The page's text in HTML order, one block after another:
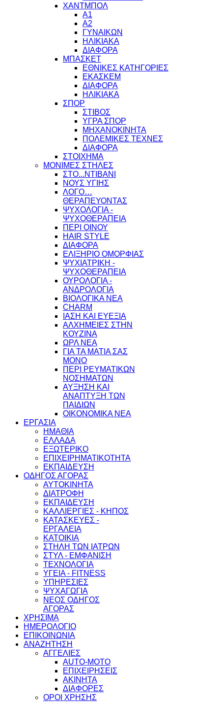
ΧΑΝΤΜΠΟΛ
Α1
Α2
ΓΥΝΑΙΚΩΝ
ΗΛΙΚΙΑΚΑ
ΔΙΑΦΟΡΑ
ΜΠΑΣΚΕΤ
ΕΘΝΙΚΕΣ ΚΑΤΗΓΟΡΙΕΣ
ΕΚΑΣΚΕΜ
ΔΙΑΦΟΡΑ
ΗΛΙΚΙΑΚΑ
ΣΠΟΡ
ΣΤΙΒΟΣ
ΥΓΡΑ ΣΠΟΡ
ΜΗΧΑΝΟΚΙΝΗΤΑ
ΠΟΛΕΜΙΚΕΣ ΤΕΧΝΕΣ
ΔΙΑΦΟΡΑ
ΣΤΟΙΧΗΜΑ
ΜΟΝΙΜΕΣ ΣΤΗΛΕΣ
ΣΤΟ...ΝΤΙΒΑΝΙ
ΝΟΥΣ ΥΓΙΗΣ
ΛΟΓΟ…
ΘΕΡΑΠΕΥΟΝΤΑΣ
ΨΥΧΟΛΟΓΙΑ -
ΨΥΧΟΘΕΡΑΠΕΙΑ
ΠΕΡΙ ΟΙΝΟΥ
HAIR STYLE
ΔΙΑΦΟΡΑ
ΕΛΙΞΗΡΙΟ ΟΜΟΡΦΙΑΣ
ΨΥΧΙΑΤΡΙΚΗ -
ΨΥΧΟΘΕΡΑΠΕΙΑ
ΟΥΡΟΛΟΓΙΑ -
ΑΝΔΡΟΛΟΓΙΑ
ΒΙΟΛΟΓΙΚΑ ΝΕΑ
CHARM
ΙΑΣΗ ΚΑΙ ΕΥΕΞΙΑ
ΑΛΧΗΜΕΙΕΣ ΣΤΗΝ
ΚΟΥΖΙΝΑ
ΩΡΛ ΝEA
ΓΙΑ ΤΑ ΜΑΤΙΑ ΣΑΣ
ΜΟΝΟ
ΠΕΡΙ ΡΕΥΜΑΤΙΚΩΝ
ΝΟΣΗΜΑΤΩΝ
ΑΥΞΗΣΗ ΚΑΙ
ΑΝΑΠΤΥΞΗ ΤΩΝ
ΠΑΙΔΙΩΝ
ΟΙΚΟΝΟΜΙΚΑ ΝΕΑ
ΕΡΓΑΣΙΑ
ΗΜΑΘΙΑ
ΕΛΛΑΔΑ
ΕΞΩΤΕΡΙΚΟ
ΕΠΙΧΕΙΡΗΜΑΤΙΚΟΤΗΤΑ
ΕΚΠΑΙΔΕΥΣΗ
ΟΔΗΓΟΣ ΑΓΟΡΑΣ
ΑΥΤΟΚΙΝΗΤΑ
ΔΙΑΤΡΟΦΗ
ΕΚΠΑΙΔΕΥΣΗ
ΚΑΛΛΙΕΡΓΙΕΣ - ΚΗΠΟΣ
ΚΑΤΑΣΚΕΥΕΣ -
ΕΡΓΑΛΕΙΑ
ΚΑΤΟΙΚΙΑ
ΣΤΗΛΗ ΤΩΝ ΙΑΤΡΩΝ
ΣΤΥΛ - ΕΜΦΑΝΙΣΗ
ΤΕΧΝΟΛΟΓΙΑ
ΥΓΕΙΑ - FITNESS
ΥΠΗΡΕΣΙΕΣ
ΨΥΧΑΓΩΓΙΑ
ΝΕΟΣ ΟΔΗΓΟΣ
ΑΓΟΡΑΣ
ΧΡΗΣΙΜΑ
ΗΜΕΡΟΛΟΓΙΟ
ΕΠΙΚΟΙΝΩΝΙΑ
ΑΝΑΖΗΤΗΣΗ
ΑΓΓΕΛΙΕΣ
AUTO-MOTO
ΕΠΙΧΕΙΡΗΣΕΙΣ
ΑΚΙΝΗΤΑ
ΔΙΑΦΟΡΕΣ
ΟΡΟΙ ΧΡΗΣΗΣ